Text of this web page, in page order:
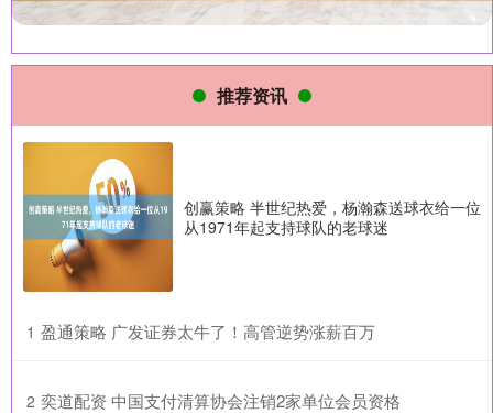
推荐资讯
创赢策略 半世纪热爱，杨瀚森送球衣给一位
从1971年起支持球队的老球迷
1 ​盈通策略 广发证券太牛了！高管逆势涨薪百万
2 ​奕道配资 中国支付清算协会注销2家单位会员资格